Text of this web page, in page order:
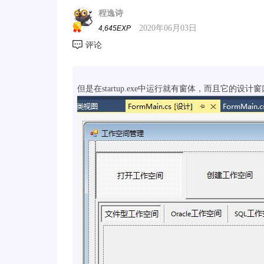
程逸诗
4,645EXP 2020年06月03日
但是在startup.exe中运行就有窗体，而且它的设计